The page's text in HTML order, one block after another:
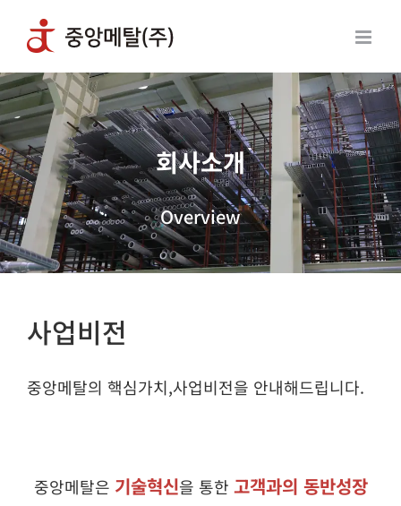
로
건
너
뛰
기
회사소개
Overview
사업비전
중앙메탈의 핵심가치,사업비전을 안내해드립니다.
중앙메탈은 기술혁신을 통한 고객과의 동반성장